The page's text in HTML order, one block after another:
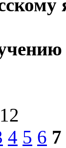
4 5 6 7